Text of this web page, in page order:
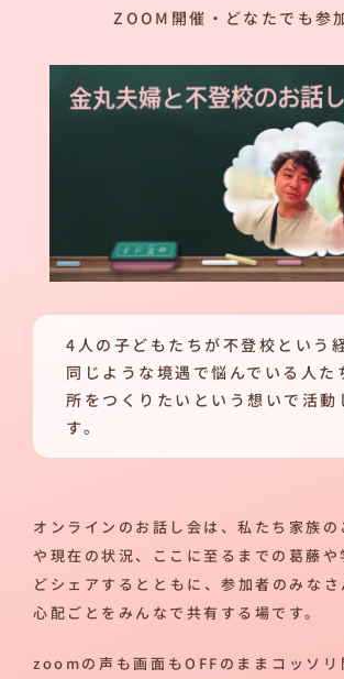
ZOOM開催・どなたでも参
4人の子どもたちが不登校という
同じような境遇で悩んでいる人た
所をつくりたいという想いで活動
す。
オンラインのお話し会は、私たち家族
や現在の状況、ここに至るまでの葛藤や
どシェアするとともに、参加者のみなさ
心配ごとをみんなで共有する場です。
zoomの声も画面もOFFのままコッソリ